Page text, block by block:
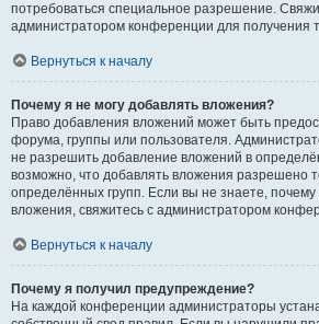
потребоваться специальное разрешение.
администратором конференции для получения
Вернуться к началу
Почему я не могу добавлять вложения?
Право добавления вложений может быть
форума, группы или пользователя.
не разрешить добавление вложений в
возможно, что добавлять вложения разрешено
определённых групп. Если вы не знаете,
вложения, свяжитесь с администратором
Вернуться к началу
Почему я получил предупреждение?
На каждой конференции администраторы